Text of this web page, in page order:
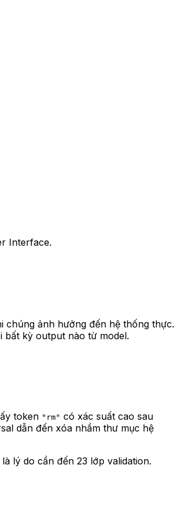
Interface.
chúng ảnh hưởng đến hệ thống thực.
bất kỳ output nào từ model.
token "rm" có xác suất cao sau
dẫn đến xóa nhầm thư mục hệ
lý do cần đến 23 lớp validation.